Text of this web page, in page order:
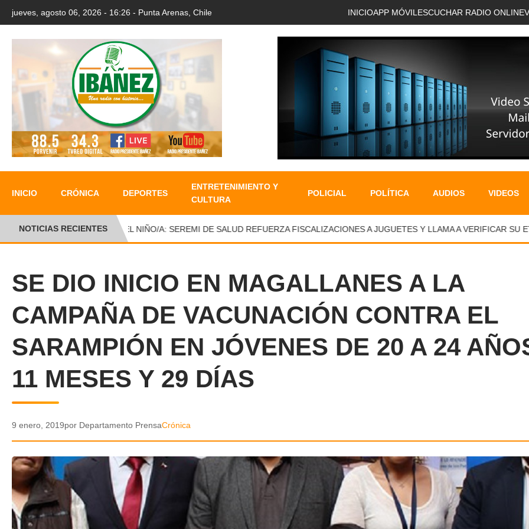
jueves, agosto 06, 2026 - 16:26 - Punta Arenas, Chile INICIOAPP MÓVIL ESCUCHAR RADIO ONLINE
INICIO CRÓNICA DEPORTES
ENTRETENIMIENTO Y
CULTURA
POLICIAL POLÍTICA AUDIOS VIDEOS
NOTICIAS RECIENTESDÍA DEL NIÑO/A: SEREMI DE SALUD REFUERZA FISCALIZACIONES A JUGUETES Y LLAMA A VERIFICAR SU
SE DIO INICIO EN MAGALLANES A LA
CAMPAÑA DE VACUNACIÓN CONTRA EL
SARAMPIÓN EN JÓVENES DE 20 A 24
11 MESES Y 29 DÍAS
9 enero, 2019por Departamento PrensaCrónica